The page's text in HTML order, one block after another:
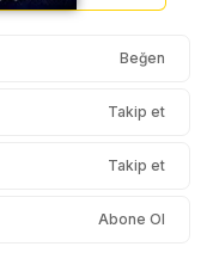
Beğen
Takip et
Takip et
Abone Ol